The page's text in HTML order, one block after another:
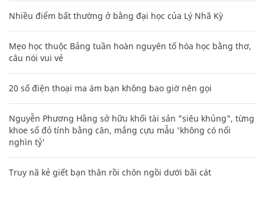
Nhiều điểm bất thường ở bằng đại học của Lý Nhã Kỳ
Mẹo học thuộc Bảng tuần hoàn nguyên tố hóa học bằng thơ,
câu nói vui vẻ
20 số điện thoại ma ám bạn không bao giờ nên gọi
Nguyễn Phương Hằng sở hữu khối tài sản "siêu khủng", từng
khoe sổ đỏ tính bằng cân, mắng cựu mẫu 'không có nổi
nghìn tỷ'
Truy nã kẻ giết bạn thân rồi chôn ngồi dưới bãi cát